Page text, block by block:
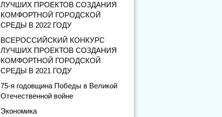
ЛУЧШИХ ПРОЕКТОВ СОЗДАНИЯ
КОМФОРТНОЙ ГОРОДСКОЙ
СРЕДЫ В 2022 ГОДУ
ВСЕРОССИЙСКИЙ КОНКУРС
ЛУЧШИХ ПРОЕКТОВ СОЗДАНИЯ
КОМФОРТНОЙ ГОРОДСКОЙ
СРЕДЫ В 2021 ГОДУ
75-я годовщина Победы в Великой
Отечественной войне
Экономика